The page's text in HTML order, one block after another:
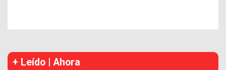
+ Leído | Ahora